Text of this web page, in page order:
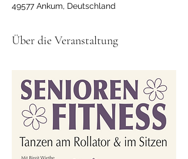
49577 Ankum, Deutschland
Über die Veranstaltung